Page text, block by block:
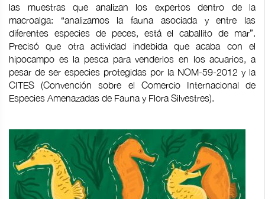
las muestras que analizan los expertos dentro de la
macroalga: “analizamos la fauna asociada y entre las
diferentes especies de peces, está el caballito de mar”.
Precisó que otra actividad indebida que acaba con el
hipocampo es la pesca para venderlos en los acuarios, a
pesar de ser especies protegidas por la NOM-59-2012 y la
CITES (Convención sobre el Comercio Internacional de
Especies Amenazadas de Fauna y Flora Silvestres).